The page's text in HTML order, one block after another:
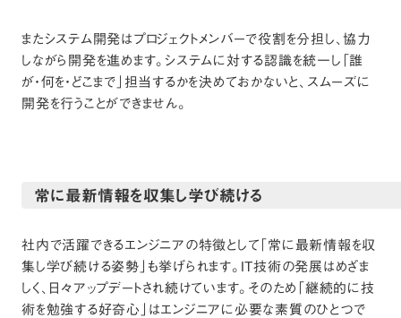
またシステム開発はプロジェクトメンバーで役割を分担し、協力
しながら開発を進めます。システムに対する認識を統一し「誰
が・何を・どこまで」担当するかを決めておかないと、スムーズに
開発を行うことができません。
常に最新情報を収集し学び続ける
社内で活躍できるエンジニアの特徴として「常に最新情報を収
集し学び続ける姿勢」も挙げられます。IT技術の発展はめざま
しく、日々アップデートされ続けています。そのため「継続的に技
術を勉強する好奇心」はエンジニアに必要な素質のひとつで